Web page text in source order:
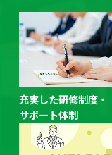
2025/10/17
令和7年度東京都
します。
2025/10/17
東京都公立学校教
工業・農業・中学
2025/10/14
2025年11月～
公開しました。
充実した研修制度・
サポート体制